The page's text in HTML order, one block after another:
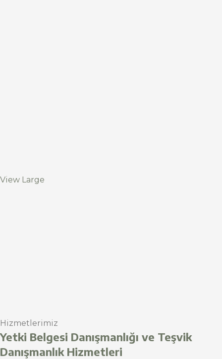
View Large
Hizmetlerimiz
Yetki Belgesi Danışmanlığı ve Teşvik
Danışmanlık Hizmetleri